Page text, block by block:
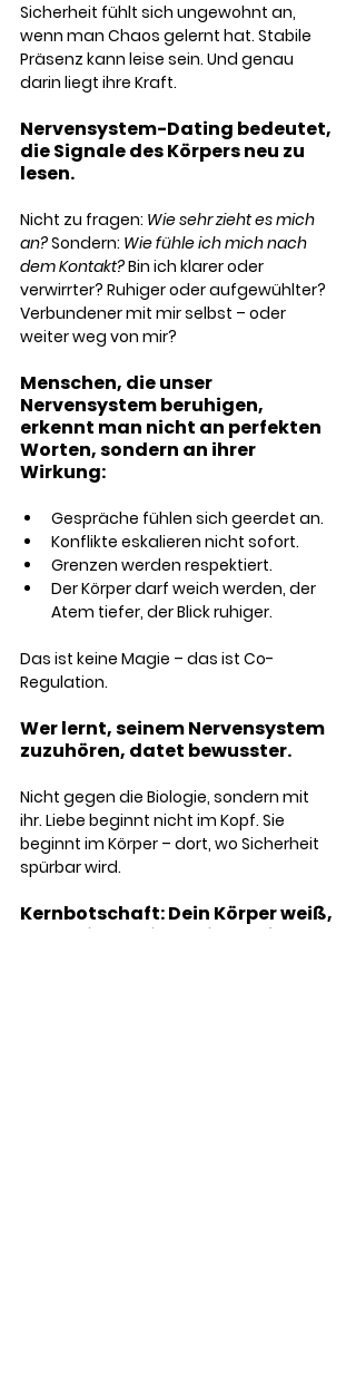
Sicherheit fühlt sich ungewohnt an,
wenn man Chaos gelernt hat. Stabile
Präsenz kann leise sein. Und genau
darin liegt ihre Kraft.
Nervensystem-Dating bedeutet,
die Signale des Körpers neu zu
lesen.
Nicht zu fragen: Wie sehr zieht es mich
an? Sondern: Wie fühle ich mich nach
dem Kontakt? Bin ich klarer oder
verwirrter? Ruhiger oder aufgewühlter?
Verbundener mit mir selbst – oder
weiter weg von mir?
Menschen, die unser
Nervensystem beruhigen,
erkennt man nicht an perfekten
Worten, sondern an ihrer
Wirkung:
Gespräche fühlen sich geerdet an.
Konflikte eskalieren nicht sofort.
Grenzen werden respektiert.
Der Körper darf weich werden, der
Atem tiefer, der Blick ruhiger.
Das ist keine Magie – das ist Co-
Regulation.
Wer lernt, seinem Nervensystem
zuzuhören, datet bewusster.
Nicht gegen die Biologie, sondern mit
ihr. Liebe beginnt nicht im Kopf. Sie
beginnt im Körper – dort, wo Sicherheit
spürbar wird.
Kernbotschaft: Dein Körper weiß,
ob du sicher bist. Dein Kopf